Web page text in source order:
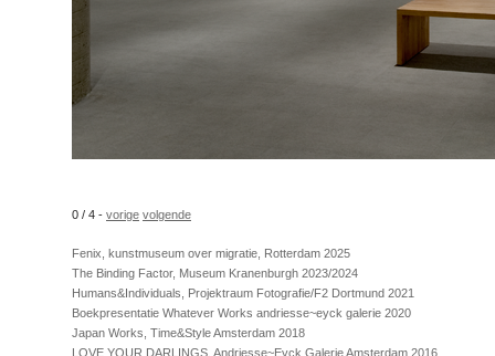
Fenix, kunstmuseum over migratie, Rotterdam 2025
The Binding Factor, Museum Kranenburgh 2023/2024
Humans&Individuals, Projektraum Fotografie/F2 Dortmund 2021
Boekpresentatie Whatever Works andriesse~eyck galerie 2020
Japan Works, Time&Style Amsterdam 2018
LOVE YOUR DARLINGS, Andriesse~Eyck Galerie Amsterdam 2016
0 / 4 - vorige volgende